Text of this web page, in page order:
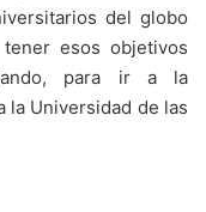
del globo
esos objetivos
para ir a la
la Universidad de las